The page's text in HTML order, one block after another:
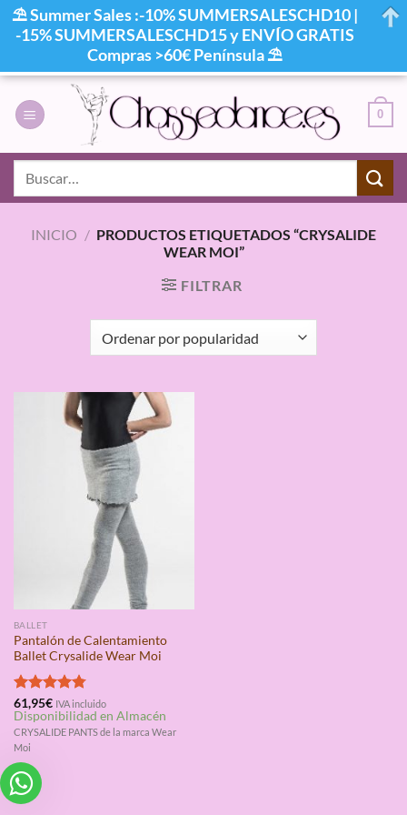
contenido
0
INICIO / PRODUCTOS ETIQUETADOS “CRYSALIDE
WEAR MOI”
FILTRAR
BALLET
Pantalón de Calentamiento
Ballet Crysalide Wear Moi
Valorado
con4.75
de 5
61,95€ IVA incluido
Disponibilidad en Almacén
CRYSALIDE PANTS de la marca Wear
Moi
⛱ Summer Sales :-10% SUMMERSALESCHD10 |
-15% SUMMERSALESCHD15 y ENVÍO GRATIS
Compras >60€ Península ⛱